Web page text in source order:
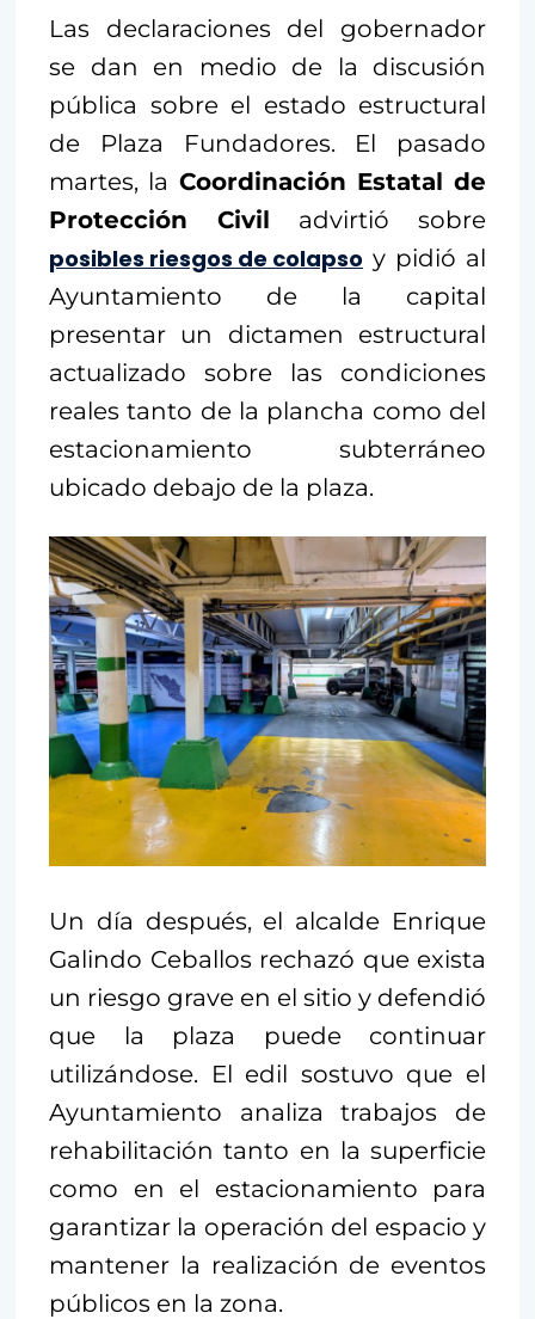
Las declaraciones del gobernador
se dan en medio de la discusión
pública sobre el estado estructural
de Plaza Fundadores. El pasado
martes, la Coordinación Estatal de
Protección Civil advirtió sobre
posibles riesgos de colapso y pidió al
Ayuntamiento de la capital
presentar un dictamen estructural
actualizado sobre las condiciones
reales tanto de la plancha como del
estacionamiento subterráneo
ubicado debajo de la plaza.
Un día después, el alcalde Enrique
Galindo Ceballos rechazó que exista
un riesgo grave en el sitio y defendió
que la plaza puede continuar
utilizándose. El edil sostuvo que el
Ayuntamiento analiza trabajos de
rehabilitación tanto en la superficie
como en el estacionamiento para
garantizar la operación del espacio y
mantener la realización de eventos
públicos en la zona.